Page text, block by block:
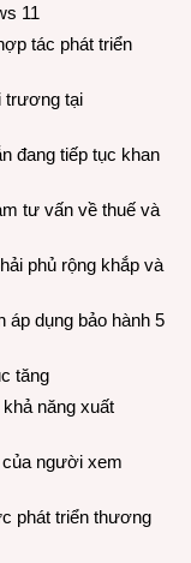
11
tác phát triển
trương tại
đang tiếp tục khan
tư vấn về thuế và
phủ rộng khắp và
áp dụng bảo hành 5
tăng
năng xuất
người xem
phát triển thương